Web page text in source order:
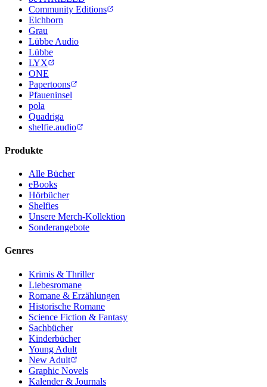
Community Editions
Eichborn
Grau
Lübbe Audio
Lübbe
LYX
ONE
Papertoons
Pfaueninsel
pola
Quadriga
shelfie.audio
Produkte
Alle Bücher
eBooks
Hörbücher
Shelfies
Unsere Merch-Kollektion
Sonderangebote
Genres
Krimis & Thriller
Liebesromane
Romane & Erzählungen
Historische Romane
Science Fiction & Fantasy
Sachbücher
Kinderbücher
Young Adult
New Adult
Graphic Novels
Kalender & Journals